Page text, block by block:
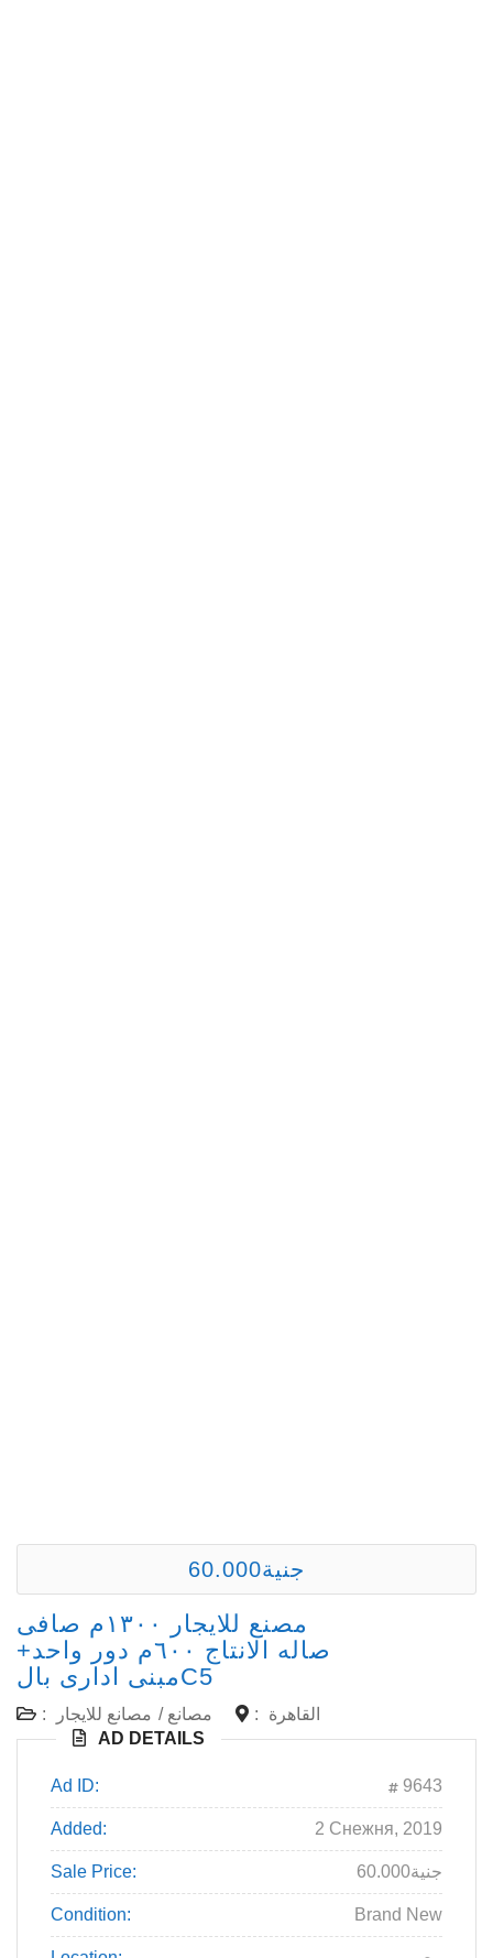
60.000جنية
مصنع للايجار ١٣٠٠م صافى
صاله الانتاج ٦٠٠م دور واحد+
مبنى ادارى بالC5
: مصانع / مصانع للايجار :
القاهرة
AD DETAILS
Ad ID: 9643
Added: 2 Снежня, 2019
Sale Price: 60.000جنية
Condition: Brand New